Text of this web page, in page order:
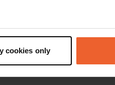
can be accurate to within
set your preferences in the
cookies only